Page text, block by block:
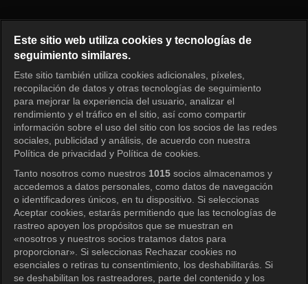
Iniciar sesión
Este sitio web utiliza cookies y tecnologías de
seguimiento similares.
Este sitio también utiliza cookies adicionales, píxeles,
recopilación de datos y otras tecnologías de seguimiento
para mejorar la experiencia del usuario, analizar el
rendimiento y el tráfico en el sitio, así como compartir
información sobre el uso del sitio con los socios de las redes
sociales, publicidad y análisis, de acuerdo con nuestra
Política de privacidad y Política de cookies.
Tanto nosotros como nuestros 1015 socios almacenamos y
accedemos a datos personales, como datos de navegación
o identificadores únicos, en tu dispositivo. Si seleccionas
Aceptar cookies, estarás permitiendo que las tecnologías de
rastreo apoyen los propósitos que se muestran en
«nosotros y nuestros socios tratamos datos para
proporcionar». Si seleccionas Rechazar cookies no
esenciales o retiras tu consentimiento, los deshabilitarás. Si
se deshabilitan los rastreadores, parte del contenido y los